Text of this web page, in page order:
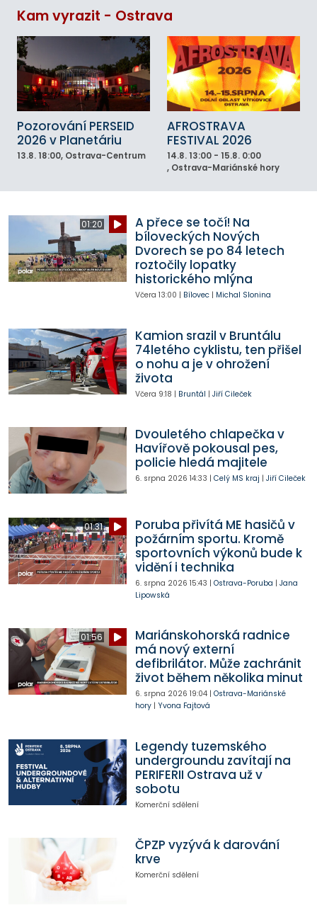
Kam vyrazit - Ostrava
Pozorování PERSEID
2026 v Planetáriu
13.8. 18:00, Ostrava-Centrum
AFROSTRAVA
FESTIVAL 2026
14.8. 13:00 - 15.8. 0:00
, Ostrava-Mariánské hory
01:20
A přece se točí! Na
bíloveckých Nových
Dvorech se po 84 letech
roztočily lopatky
historického mlýna
Včera 13:00 | Bílovec| Michal Slonina
Kamion srazil v Bruntálu
74letého cyklistu, ten přišel
o nohu a je v ohrožení
života
Včera 9:18 | Bruntál | Jiří Cileček
Dvouletého chlapečka v
Havířově pokousal pes,
policie hledá majitele
6. srpna 2026 14:33 | Celý MS kraj | Jiří Cileček
01:31
Poruba přivítá ME hasičů v
požárním sportu. Kromě
sportovních výkonů bude k
vidění i technika
6. srpna 2026 15:43 | Ostrava-Poruba | Jana
Lipowská
01:56
Mariánskohorská radnice
má nový externí
defibrilátor. Může zachránit
život během několika minut
6. srpna 2026 19:04| Ostrava-Mariánské
hory| Yvona Fajtová
Legendy tuzemského
undergroundu zavítají na
PERIFERII Ostrava už v
sobotu
Komerční sdělení
ČPZP vyzývá k darování
krve
Komerční sdělení